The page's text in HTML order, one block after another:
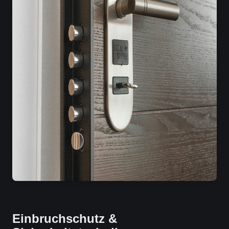
Einbruchschutz &